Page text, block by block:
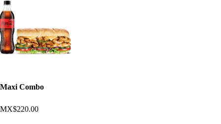
Maxi Combo
MX$220.00